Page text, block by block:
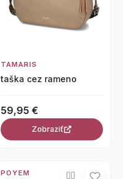
TAMARIS
taška cez rameno
59,95 €
Zobraziť
POYEM